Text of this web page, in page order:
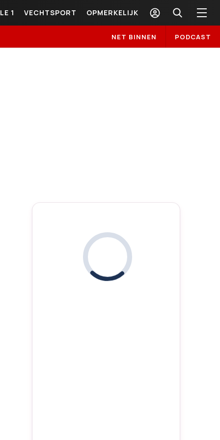
1 VECHTSPORT OPMERKELIJK
NET BINNEN PODCAST